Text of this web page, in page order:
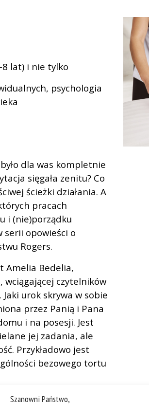
Szanowni Państwo,
lat) i nie tylko
psychologia
dla was kompletnie
sięgała zenitu? Co
ścieżki działania. A
pracach
i (nie)porządku
serii opowieści o
Rogers.
Amelia Bedelia,
wciągającej czytelników
urok skrywa w sobie
przez Panią i Pana
i na posesji. Jest
jej zadania, ale
Przykładowo jest
bezowego tortu
prostolinijna, ale też